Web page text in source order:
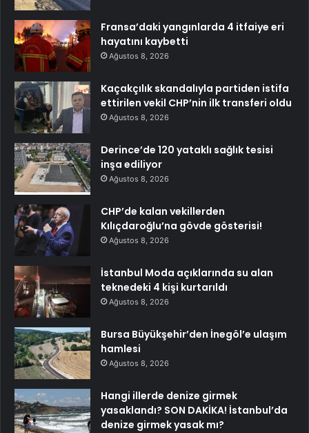
Fransa’daki yangınlarda 4 itfaiye eri
hayatını kaybetti
Ağustos 8, 2026
Kaçakçılık skandalıyla partiden istifa
ettirilen vekil CHP’nin ilk transferi oldu
Ağustos 8, 2026
Derince’de 120 yataklı sağlık tesisi
inşa ediliyor
Ağustos 8, 2026
CHP’de kalan vekillerden
Kılıçdaroğlu’na gövde gösterisi!
Ağustos 8, 2026
İstanbul Moda açıklarında su alan
teknedeki 4 kişi kurtarıldı
Ağustos 8, 2026
Bursa Büyükşehir’den İnegöl’e ulaşım
hamlesi
Ağustos 8, 2026
Hangi illerde denize girmek
yasaklandı? SON DAKİKA! İstanbul’da
denize girmek yasak mı?